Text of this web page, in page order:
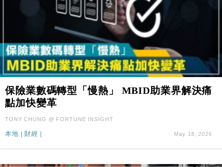
保險業數碼轉型「慢熱」 MBID助業界解決痛
點加快變革
TONY CHUNG @ FORTUNE INSIGHT
本地 | 財經 | May 18, 2026